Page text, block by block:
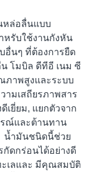
หล่อลื่นแบบ
หรับใช้งานกังหัน
อื่นๆ ที่ต้องการยืด
โมบิล ดีทีอี เนม ซี
าพสูงและระบบ
มเสถียรภาพสาร
เยี่ยม, แยกตัวจาก
รณ์และต้านทาน
น้ำมันชนิดนี้ช่วย
กัดกร่อนได้อย่างดี
เลและ มีคุณสมบัติ